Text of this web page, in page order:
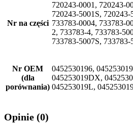
Nr na części
720243-0001, 720243-
720243-5001S,
733783-0004, 733783-
2, 733783-4, 733783-
733783-5007S,
Nr OEM
(dla
porównania)
0452530196,
045253019DX,
045253019L,
Opinie (0)